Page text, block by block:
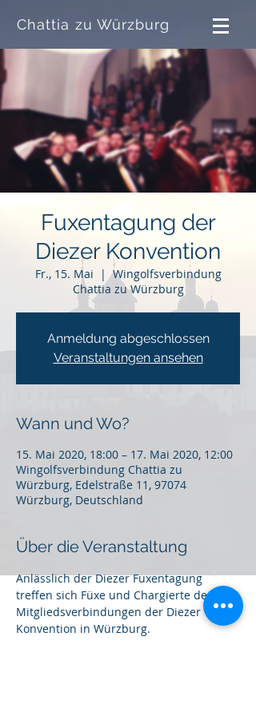
Chattia zu Würzburg
Fuxentagung der
Diezer Konvention
Fr., 15. Mai
  |
Wingolfsverbindung
Chattia zu Würzburg
Anmeldung abgeschlossen
Veranstaltungen ansehen
Wann und Wo?
15. Mai 2020, 18:00 – 17. Mai 2020, 12:00
Wingolfsverbindung Chattia zu
Würzburg, Edelstraße 11, 97074
Würzburg, Deutschland
Über die Veranstaltung
Anlässlich der Diezer Fuxentagung
treffen sich Füxe und Chargierte der
Mitgliedsverbindungen der Diezer
Konvention in Würzburg.